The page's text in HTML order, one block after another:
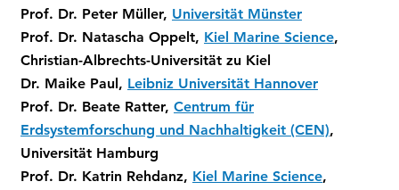
Prof. Dr. Peter Müller, Universität Münster
Prof. Dr. Natascha Oppelt, Kiel Marine Science,
Christian-Albrechts-Universität zu Kiel
Dr. Maike Paul, Leibniz Universität Hannover
Prof. Dr. Beate Ratter, Centrum für
Erdsystemforschung und Nachhaltigkeit (CEN),
Universität Hamburg
Prof. Dr. Katrin Rehdanz, Kiel Marine Science,